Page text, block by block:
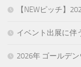
【NEWピッチ】
イベント出展に伴
2026年 ゴールデ